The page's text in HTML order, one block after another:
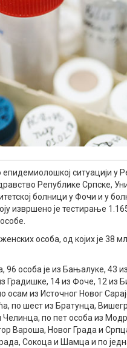
ситуацији у
Републике Српске,
болници у Фочи и у
извршено је тестирање
особа, од којих је 38
96 особа је из Бањалуке, 43
Градишке, 14 из Фоче, 12 из
осам из Источног Новог
по шест из Братунца,
Челинца, по пет особа из
Вароша, Новог Града и
Сокоца и Шамца и по